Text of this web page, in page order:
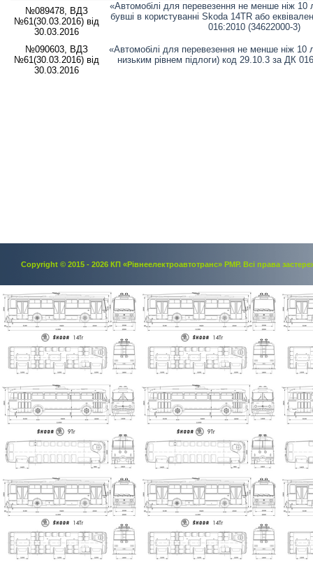
№089478, ВДЗ
№61(30.03.2016) від
30.03.2016
«Автомобілі для перевезення не менше ніж
бувші в користуванні Skoda 14TR або
016:2010 (34622000-3)
№090603, ВДЗ
№61(30.03.2016) від
30.03.2016
«Автомобілі для перевезення не менше ніж 10
низьким рівнем підлоги) код 29.10.3 за ДК
Copyright © 2015 - 2026 КП «Рівнеелектроавтотранс» РМР. Всi права